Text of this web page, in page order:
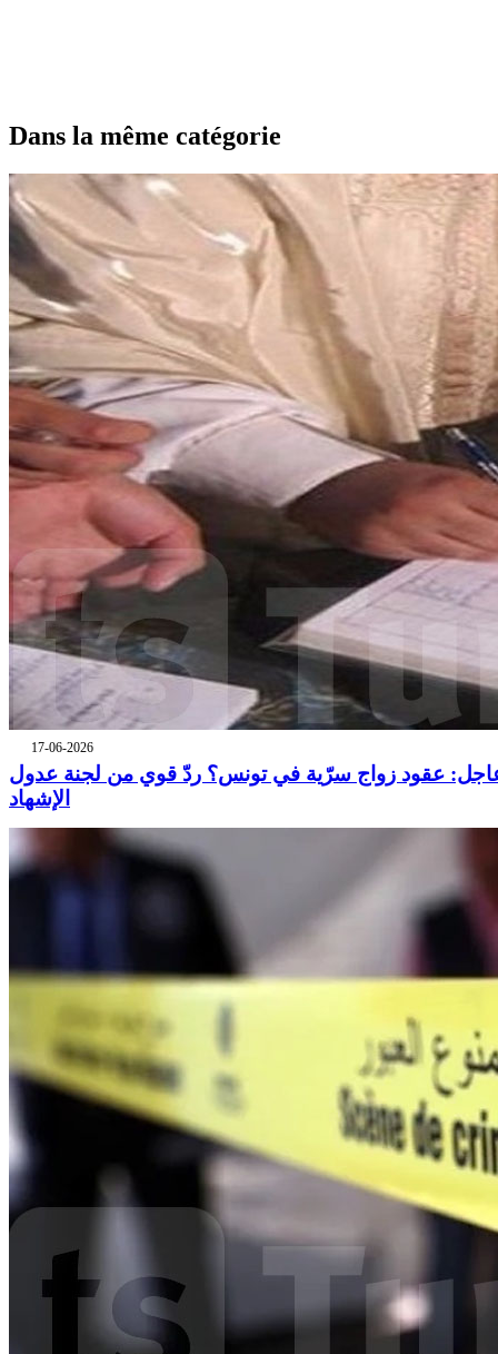
Dans la même catégorie
17-06-2026
عقود زواج سرّية في تونس؟ ردّ قوي من لجنة عدول
الإشهاد